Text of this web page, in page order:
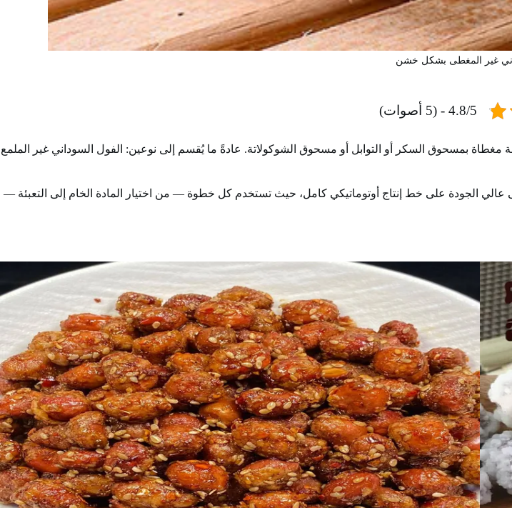
غير المغطى بشكل خشن
4.8/5 - (5 أصوات)
مغطاة بمسحوق السكر أو التوابل أو مسحوق الشوكولاتة. عادةً ما يُقسم إلى نوعين: الفول السوداني غير الملمع
الجودة على خط إنتاج أوتوماتيكي كامل، حيث تستخدم كل خطوة — من اختيار المادة الخام إلى التعبئة —